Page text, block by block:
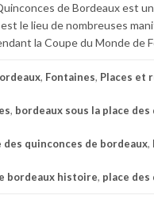
de Bordeaux est
est le lieu de nombreuses
la Coupe du Monde de
, Fontaines, Places et
, bordeaux sous la place des
quinconces de bordeaux,
bordeaux histoire, place des